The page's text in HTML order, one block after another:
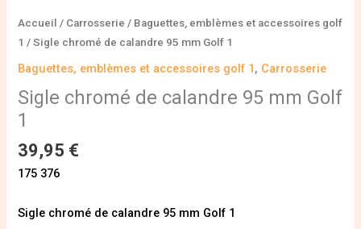
Accueil / Carrosserie / Baguettes, emblèmes et accessoires golf
1 / Sigle chromé de calandre 95 mm Golf 1
Baguettes, emblèmes et accessoires golf 1, Carrosserie
Sigle chromé de calandre 95 mm Golf
1
39,95 €
175 376
Sigle chromé de calandre 95 mm Golf 1